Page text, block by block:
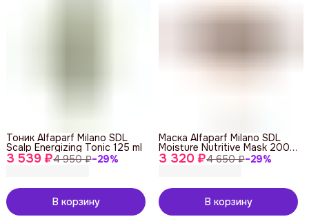
3 539 ₽4 950 ₽−29%
Тоник Alfaparf Milano SDL
Scalp Energizing Tonic 125 ml
В корзину
3 320 ₽4 650 ₽−29%
Маска Alfaparf Milano SDL
Moisture Nutritive Mask 200
ml
В корзину